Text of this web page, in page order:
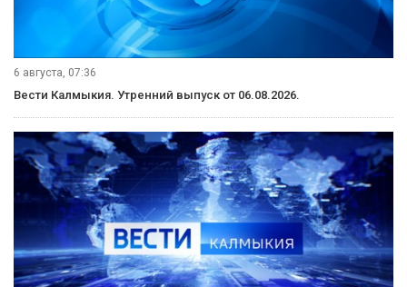
6 августа, 07:36
Вести Калмыкия. Утренний выпуск от 06.08.2026.